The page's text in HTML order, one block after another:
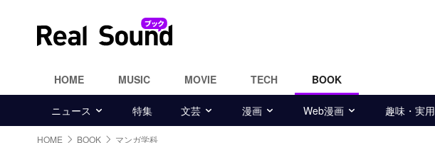
HOME MUSIC MOVIE TECH BOOK
ニュース 特集 文芸 漫画 Web漫画 趣味・実用
HOME BOOK マンガ学科